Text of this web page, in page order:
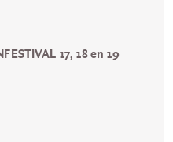
17, 18 en 19